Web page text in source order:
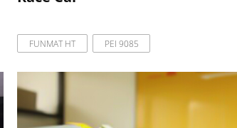
FUNMAT HT PEI 9085